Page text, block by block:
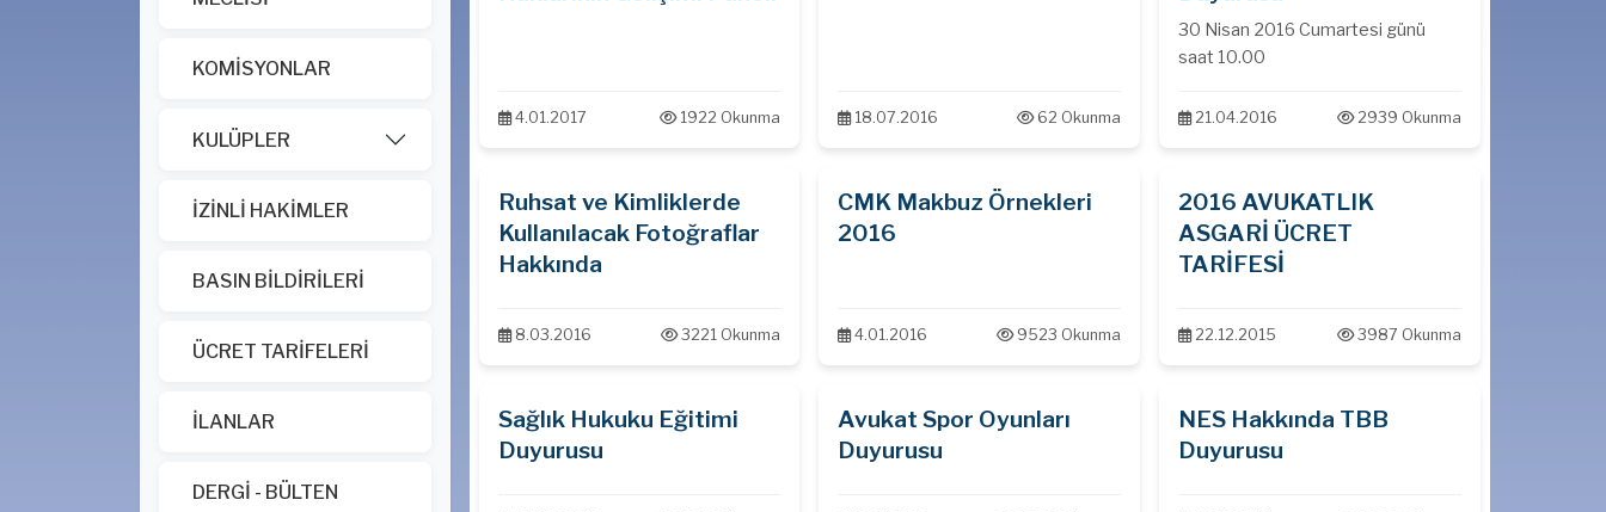
KOMİSYONLAR
KULÜPLER
İZİNLİ HAKİMLER
BASIN BİLDİRİLERİ
ÜCRET TARİFELERİ
İLANLAR
DERGİ - BÜLTEN
4.01.2017 1922 Okunma 18.07.2016 62 Okunma
30 Nisan 2016 Cumartesi günü
saat 10.00
21.04.2016 2939 Okunma
Ruhsat ve Kimliklerde
Kullanılacak Fotoğraflar
Hakkında
8.03.2016 3221 Okunma
CMK Makbuz Örnekleri
2016
4.01.2016 9523 Okunma
2016 AVUKATLIK
ASGARİ ÜCRET
TARİFESİ
22.12.2015 3987 Okunma
Sağlık Hukuku Eğitimi
Duyurusu
Avukat Spor Oyunları
Duyurusu
NES Hakkında TBB
Duyurusu